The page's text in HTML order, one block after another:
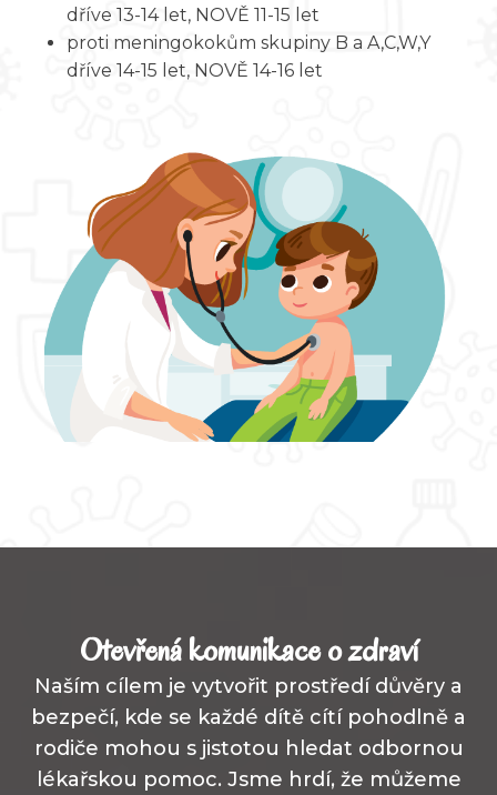
dříve 13-14 let, NOVĚ 11-15 let
proti meningokokům skupiny B a A,C,W,Y
dříve 14-15 let, NOVĚ 14-16 let
Otevřená komunikace o zdraví
Naším cílem je vytvořit prostředí důvěry a
bezpečí, kde se každé dítě cítí pohodlně a
rodiče mohou s jistotou hledat odbornou
lékařskou pomoc. Jsme hrdí, že můžeme